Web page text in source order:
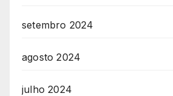
setembro 2024
agosto 2024
julho 2024